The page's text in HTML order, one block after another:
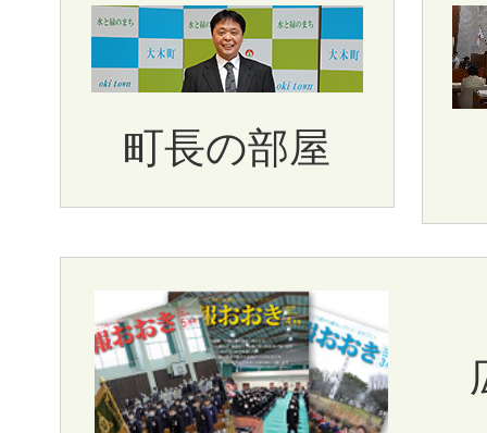
町長の部屋